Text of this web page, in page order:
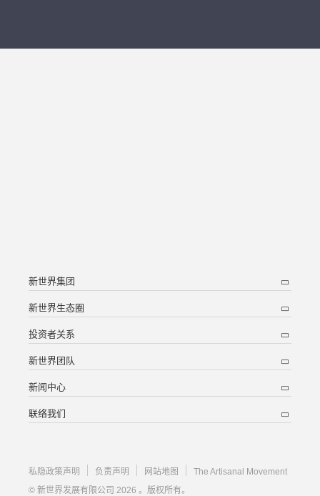
新世界集团
新世界生态圈
投资者关系
新世界团队
新闻中心
联络我们
私隐政策声明 负责声明 网站地图
The Artisanal Movement
© 新世界发展有限公司 2026 。版权所有。